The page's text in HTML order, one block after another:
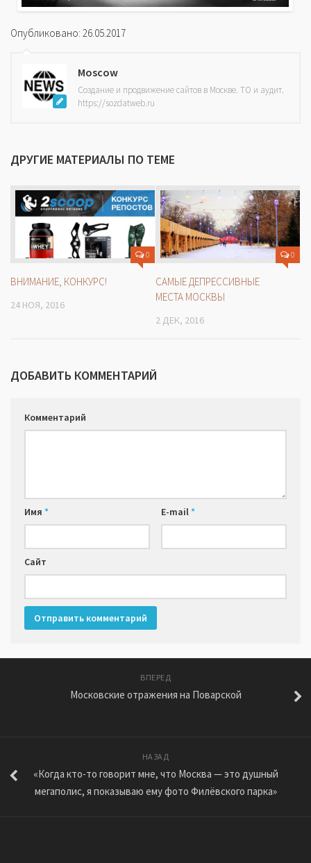
Опубликовано: 26.05.2017
Moscow
Создание и продвижение сайтов в Москве. ТО и аудит.
https://sozdatweb.ru
ДРУГИЕ МАТЕРИАЛЫ ПО ТЕМЕ
0
ВНИМАНИЕ, КОНКУРС!
24 НОЯ, 2016
0
САМЫЕ ДЕПРЕССИВНЫЕ
МЕСТА МОСКВЫ
2 ДЕК, 2016
ДОБАВИТЬ КОММЕНТАРИЙ
Комментарий
Имя * E-mail*
Сайт
ВПЕРЕД
Московские отражения на Поварской
НАЗАД
«Когда кто-то говорит мне, что Москва — это душный
мегаполис, я показываю ему фото Филёвского парка»